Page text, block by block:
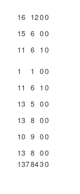
16 1200
15 6 00
11 6 1 0
1 1 00
11 6 1 0
13 5 00
13 8 00
10 9 00
13 8 00
1378430